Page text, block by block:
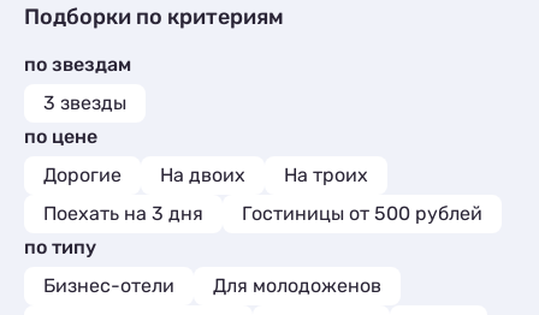
Подборки по критериям
по звездам
3 звезды
по цене
Дорогие
На двоих
На троих
Поехать на 3 дня
Гостиницы от 500 рублей
по типу
Бизнес-отели
Для молодоженов